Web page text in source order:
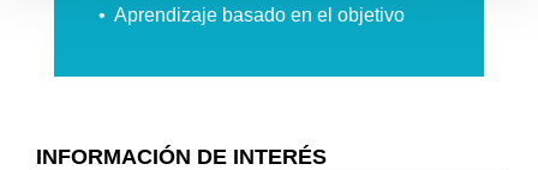
Aprendizaje basado en el objetivo
INFORMACIÓN DE INTERÉS